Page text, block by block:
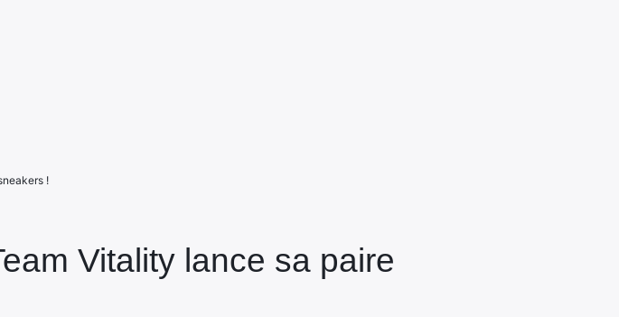
Vitality lance sa paire
!